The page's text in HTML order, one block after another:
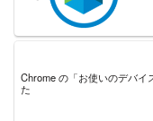
Chrome の「お使いのデバイ
た